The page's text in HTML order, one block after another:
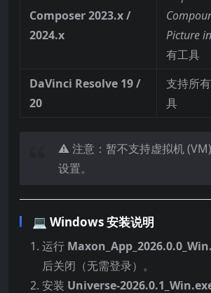
Composer 2023.x /
2024.x
Picture
有工具
DaVinci Resolve 19 /
20
支持所
具
⚠️ 注意：暂不支持虚拟机
设置。
💻 Windows 安装说明
运行
后关闭（无需登录）。
安装 Universe-